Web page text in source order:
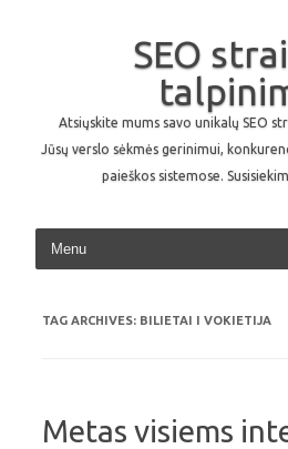
SEO
Atsiųskite mums savo unikalų SEO
Jūsų verslo sėkmės gerinimui,
paieškos sistemose.
Skip
TAG ARCHIVES: BILIETAI I VOKIETIJA
Metas visiems